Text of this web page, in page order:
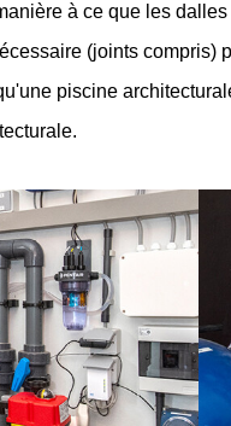
à ce que les
(joints
piscine